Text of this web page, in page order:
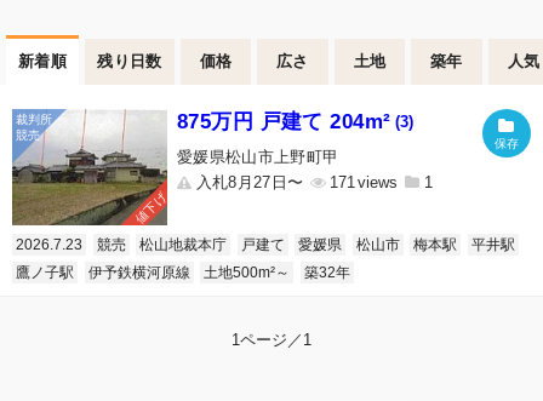
新着順 残り日数 価格 広さ 土地 築年 人気
値下げ
875万円 戸建て 204m² (3)
愛媛県松山市上野町甲
入札8月27日〜
171 1
2026.7.23 競売 松山地裁本庁 戸建て 愛媛県 松山市 梅本駅
平井駅
鷹ノ子駅
伊予鉄横河原線 土地500m²～ 築32年
1ページ／1